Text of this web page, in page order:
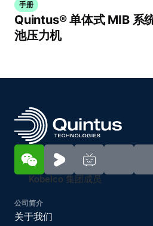
手册
Quintus® 单体式 MIB 系
池压力机
Kobelco 集团成员
公司简介
关于我们